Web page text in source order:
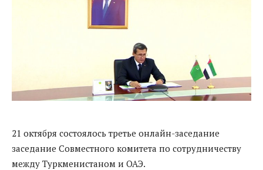
21 октября состоялось третье онлайн-заседание
заседание Совместного комитета по сотрудничеству
между Туркменистаном и ОАЭ.